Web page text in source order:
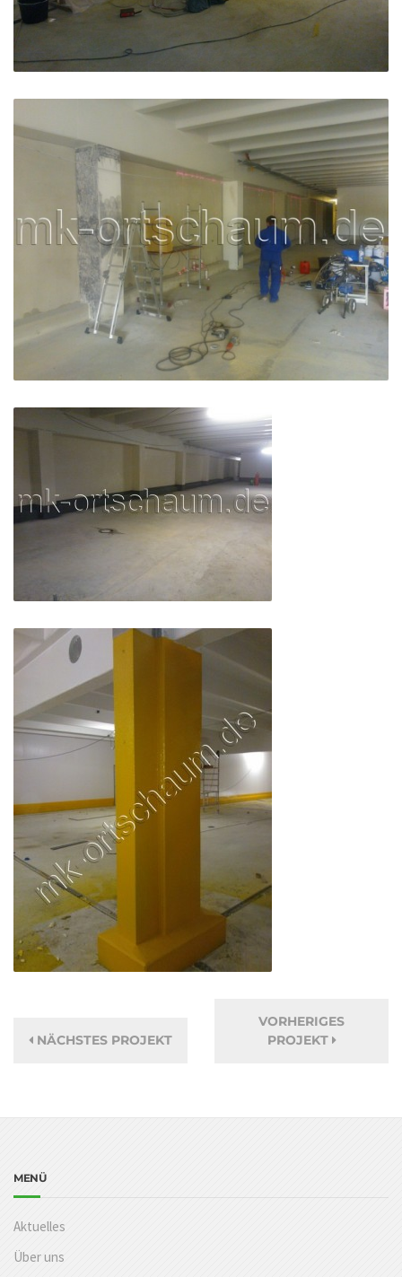
NÄCHSTES PROJEKT
VORHERIGES
PROJEKT
MENÜ
Aktuelles
Über uns